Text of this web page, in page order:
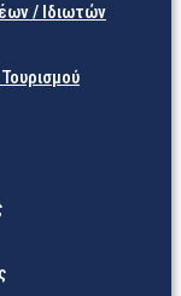
/ Ιδιωτών